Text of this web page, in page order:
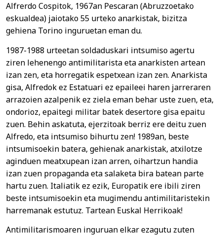
Alfrerdo Cospitok, 1967an Pescaran (Abruzzoetako
eskualdea) jaiotako 55 urteko anarkistak, bizitza
gehiena Torino inguruetan eman du.
1987-1988 urteetan soldaduskari intsumiso agertu
ziren lehenengo antimilitarista eta anarkisten artean
izan zen, eta horregatik espetxean izan zen. Anarkista
gisa, Alfredok ez Estatuari ez epaileei haren jarreraren
arrazoien azalpenik ez ziela eman behar uste zuen, eta,
ondorioz, epaitegi militar batek desertore gisa epaitu
zuen. Behin askatuta, ejerzitoak berriz ere deitu zuen
Alfredo, eta intsumiso bihurtu zen! 1989an, beste
intsumisoekin batera, gehienak anarkistak, atxilotze
aginduen meatxupean izan arren, oihartzun handia
izan zuen propaganda eta salaketa bira batean parte
hartu zuen. Italiatik ez ezik, Europatik ere ibili ziren
beste intsumisoekin eta mugimendu antimilitaristekin
harremanak estutuz. Tartean Euskal Herrikoak!
Antimilitarismoaren inguruan elkar ezagutu zuten